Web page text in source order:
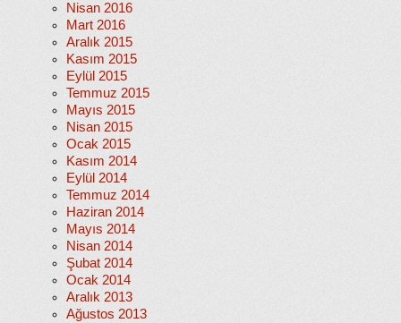
Nisan 2016
Mart 2016
Aralık 2015
Kasım 2015
Eylül 2015
Temmuz 2015
Mayıs 2015
Nisan 2015
Ocak 2015
Kasım 2014
Eylül 2014
Temmuz 2014
Haziran 2014
Mayıs 2014
Nisan 2014
Şubat 2014
Ocak 2014
Aralık 2013
Ağustos 2013